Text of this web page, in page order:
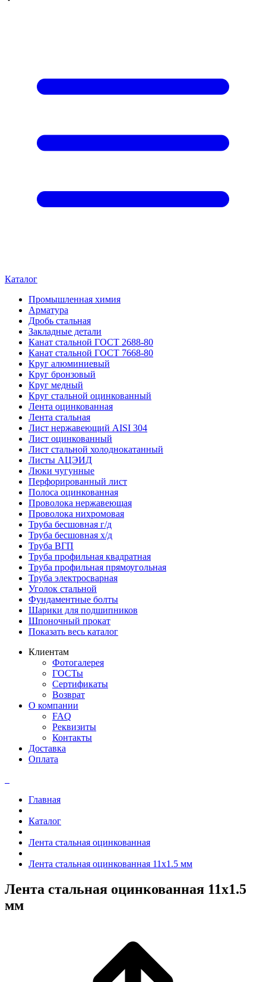
Каталог
Промышленная химия
Арматура
Дробь стальная
Закладные детали
Канат стальной ГОСТ 2688-80
Канат стальной ГОСТ 7668-80
Круг алюминиевый
Круг бронзовый
Круг медный
Круг стальной оцинкованный
Лента оцинкованная
Лента стальная
Лист нержавеющий AISI 304
Лист оцинкованный
Лист стальной холоднокатанный
Листы АЦЭИД
Люки чугунные
Перфорированный лист
Полоса оцинкованная
Проволока нержавеющая
Проволока нихромовая
Труба бесшовная г/д
Труба бесшовная х/д
Труба ВГП
Труба профильная квадратная
Труба профильная прямоугольная
Труба электросварная
Уголок стальной
Фундаментные болты
Шарики для подшипников
Шпоночный прокат
Показать весь каталог
Клиентам
Фотогалерея
ГОСТы
Сертификаты
Возврат
О компании
FAQ
Реквизиты
Контакты
Доставка
Оплата
Главная
Каталог
Лента стальная оцинкованная
Лента стальная оцинкованная 11x1.5 мм
Лента стальная оцинкованная 11x1.5
мм